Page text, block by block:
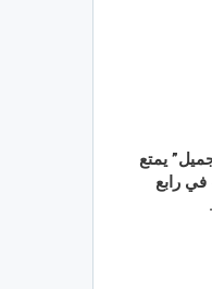
يمتع
في رابع